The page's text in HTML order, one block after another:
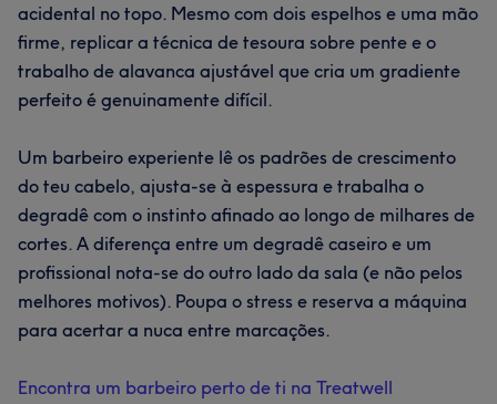
acidental no topo. Mesmo com dois espelhos e uma mão
firme, replicar a técnica de tesoura sobre pente e o
trabalho de alavanca ajustável que cria um gradiente
perfeito é genuinamente difícil.
Um barbeiro experiente lê os padrões de crescimento
do teu cabelo, ajusta-se à espessura e trabalha o
degradê com o instinto afinado ao longo de milhares de
cortes. A diferença entre um degradê caseiro e um
profissional nota-se do outro lado da sala (e não pelos
melhores motivos). Poupa o stress e reserva a máquina
para acertar a nuca entre marcações.
Encontra um barbeiro perto de ti na Treatwell